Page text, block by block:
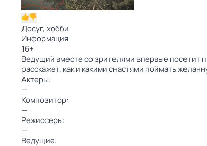
Досуг, хобби
Информация
16+
Ведущий вместе со зрителями впервые посетит
расскажет, как и какими снастями поймать
Актеры:
—
Композитор:
—
Режиссеры:
—
Ведущие: